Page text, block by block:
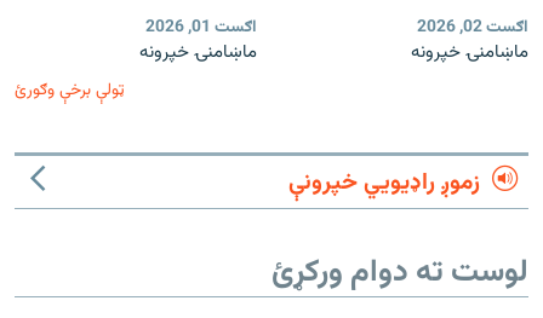
اګست 02, 2026
ماښامنۍ خپرونه
اګست 01, 2026
ماښامنۍ خپرونه
ټولې برخې وګورئ
زموږ راډیويي خپرونې
لوست ته دوام ورکړئ